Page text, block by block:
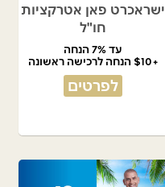
ישראכרט פאן אטרקציות
חו"ל
עד 7% הנחה
+$10 הנחה לרכישה ראשונה
לפרטים